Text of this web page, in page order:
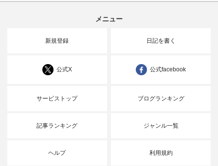
メニュー
新規登録 日記を書く
公式X 公式facebook
サービストップ ブログランキング
記事ランキング ジャンル一覧
ヘルプ 利用規約